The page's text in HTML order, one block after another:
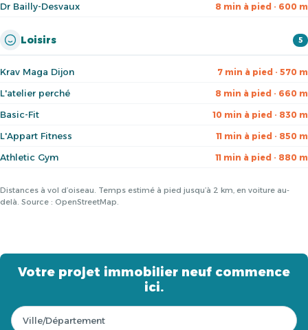
Dr Bailly-Desvaux 8 min à pied · 600 m
Loisirs 5
Krav Maga Dijon 7 min à pied · 570 m
L'atelier perché 8 min à pied · 660 m
Basic-Fit 10 min à pied · 830 m
L'Appart Fitness 11 min à pied · 850 m
Athletic Gym 11 min à pied · 880 m
Distances à vol d’oiseau. Temps estimé à pied jusqu’à 2 km, en voiture au-
delà. Source : OpenStreetMap.
Votre projet immobilier neuf commence
ici.